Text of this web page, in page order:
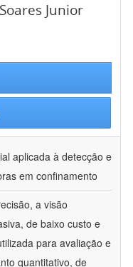
Junior
aplicada à detecção e
em confinamento
a visão
de baixo custo e
para avaliação e
quantitativo, de